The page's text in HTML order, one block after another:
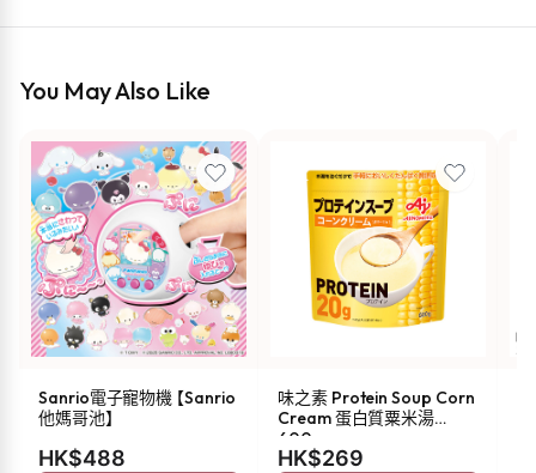
You May Also Like
Sanrio電子寵物機 【Sanrio
他媽哥池】
HK$488
味之素 Protein Soup Corn
Cream 蛋白質粟米湯
600g
HK$269